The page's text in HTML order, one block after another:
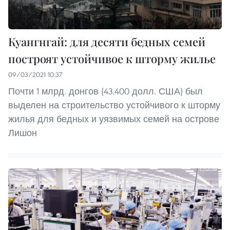
Куангнгай: для десяти бедных семей
построят устойчивое к шторму жилье
09/03/2021 10:37
Почти 1 млрд. донгов (43.400 долл. США) был
выделен на строительство устойчивого к шторму
жилья для бедных и уязвимых семей на острове
Лишон